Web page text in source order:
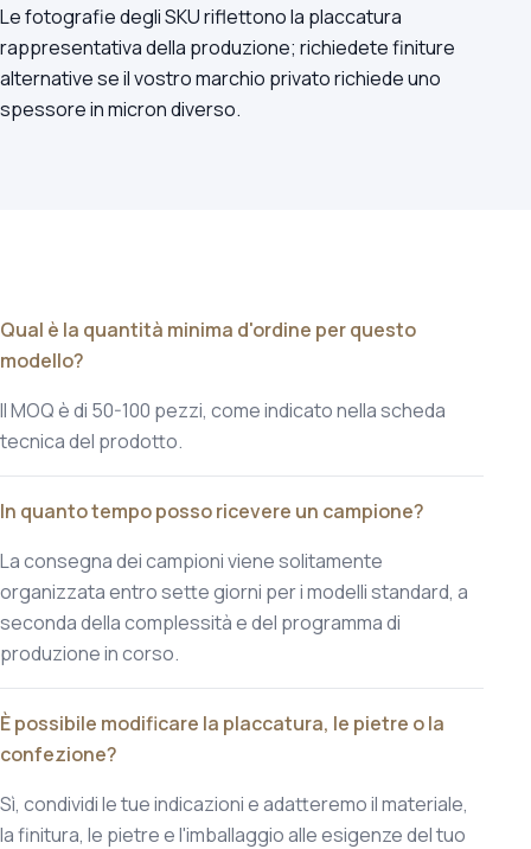
Le fotografie degli SKU riflettono la placcatura
rappresentativa della produzione; richiedete finiture
alternative se il vostro marchio privato richiede uno
spessore in micron diverso.
Qual è la quantità minima d'ordine per questo
modello?
Il MOQ è di 50-100 pezzi, come indicato nella scheda
tecnica del prodotto.
In quanto tempo posso ricevere un campione?
La consegna dei campioni viene solitamente
organizzata entro sette giorni per i modelli standard, a
seconda della complessità e del programma di
produzione in corso.
È possibile modificare la placcatura, le pietre o la
confezione?
Sì, condividi le tue indicazioni e adatteremo il materiale,
la finitura, le pietre e l'imballaggio alle esigenze del tuo